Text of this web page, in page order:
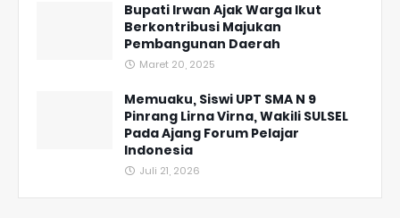
Bupati Irwan Ajak Warga Ikut
Berkontribusi Majukan
Pembangunan Daerah
Maret 20, 2025
Memuaku, Siswi UPT SMA N 9
Pinrang Lirna Virna, Wakili SULSEL
Pada Ajang Forum Pelajar
Indonesia
Juli 21, 2026